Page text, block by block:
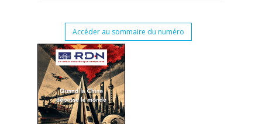
Accéder au sommaire du numéro